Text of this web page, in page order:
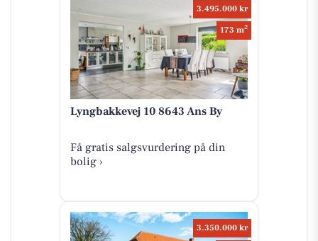
3.495.000 kr
173 m2
Lyngbakkevej 10 8643 Ans By
Få gratis salgsvurdering på din
bolig ›
3.350.000 kr